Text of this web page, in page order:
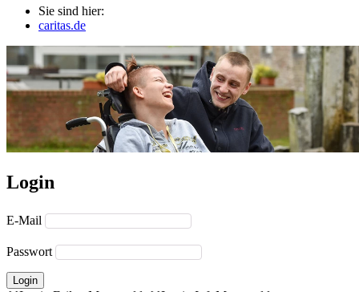
Sie sind hier:
caritas.de
Login
E-Mail
Passwort
Login